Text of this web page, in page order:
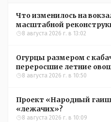
Что изменилось на
масштабной
8 августа 2026 г. в 13:02
Огурцы размером с
переросшие летние
зимой
8 августа 2026 г. в 10:50
Проект «Народный гаишник» - Зачем
«лежачих»?
8 августа 2026 г. в 10:09